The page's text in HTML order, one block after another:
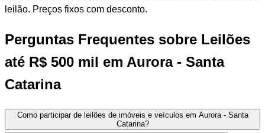
leilão. Preços fixos com desconto.
Perguntas Frequentes sobre Leilões
até R$ 500 mil em Aurora - Santa
Catarina
Como participar de leilões de imóveis e veículos em Aurora - Santa
Catarina?